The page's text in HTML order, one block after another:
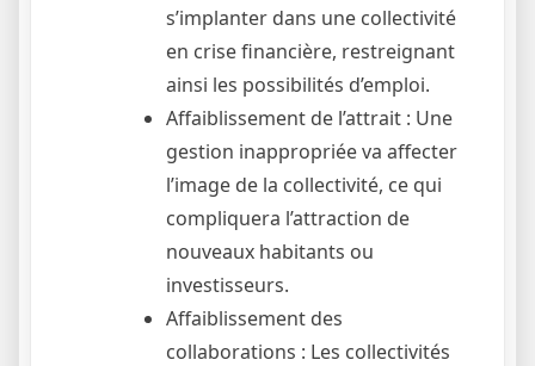
s’implanter dans une collectivité
en crise financière, restreignant
ainsi les possibilités d’emploi.
Affaiblissement de l’attrait : Une
gestion inappropriée va affecter
l’image de la collectivité, ce qui
compliquera l’attraction de
nouveaux habitants ou
investisseurs.
Affaiblissement des
collaborations : Les collectivités